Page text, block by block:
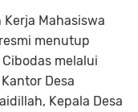
Mahasiswa
menutup
melalui
Desa
Kepala Desa